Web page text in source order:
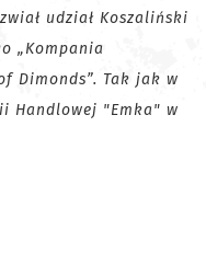
udział Koszaliński
„Kompania
Dimonds”. Tak jak w
Handlowej "Emka" w